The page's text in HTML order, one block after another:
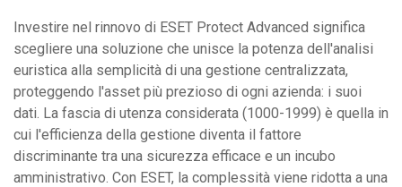
Investire nel rinnovo di ESET Protect Advanced significa
scegliere una soluzione che unisce la potenza dell'analisi
euristica alla semplicità di una gestione centralizzata,
proteggendo l'asset più prezioso di ogni azienda: i suoi
dati. La fascia di utenza considerata (1000-1999) è quella in
cui l'efficienza della gestione diventa il fattore
discriminante tra una sicurezza efficace e un incubo
amministrativo. Con ESET, la complessità viene ridotta a una